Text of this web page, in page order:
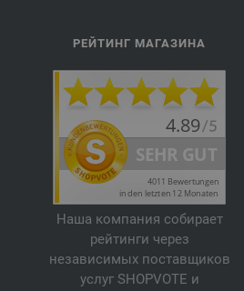
РЕЙТИНГ МАГАЗИНА
Наша компания собирает
рейтинги через
независимых поставщиков
услуг SHOPVOTE и